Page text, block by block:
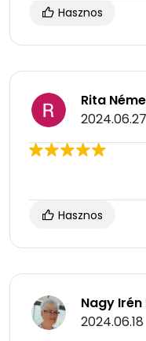
Hasznos
Rita
2024.06.27
Hasznos
Nagy Irén
2024.06.18